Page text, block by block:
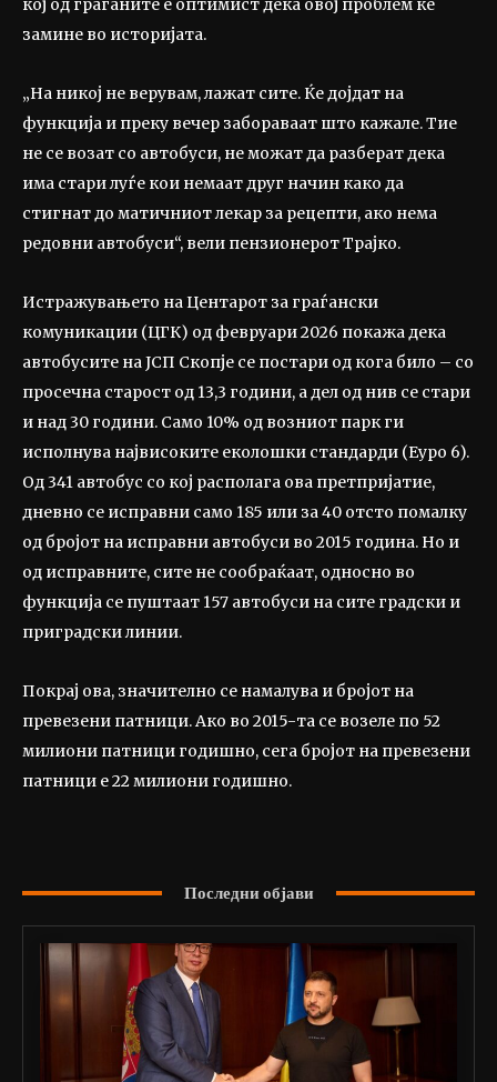
кој од граѓаните е оптимист дека овој проблем ќе
замине во историјата.
„На никој не верувам, лажат сите. Ќе дојдат на
функција и преку вечер забораваат што кажале. Тие
не се возат со автобуси, не можат да разберат дека
има стари луѓе кои немаат друг начин како да
стигнат до матичниот лекар за рецепти, ако нема
редовни автобуси“, вели пензионерот Трајко.
Истражувањето на Центарот за граѓански
комуникации (ЦГК) од февруари 2026 покажа дека
автобусите на ЈСП Скопје се постари од кога било – со
просечна старост од 13,3 години, а дел од нив се стари
и над 30 години. Само 10% од возниот парк ги
исполнува највисоките еколошки стандарди (Еуро 6).
Од 341 автобус со кој располага ова претпријатие,
дневно се исправни само 185 или за 40 отсто помалку
од бројот на исправни автобуси во 2015 година. Но и
од исправните, сите не сообраќаат, односно во
функција се пуштаат 157 автобуси на сите градски и
приградски линии.
Покрај ова, значително се намалува и бројот на
превезени патници. Ако во 2015-та се возеле по 52
милиони патници годишно, сега бројот на превезени
патници е 22 милиони годишно.
Последни објави